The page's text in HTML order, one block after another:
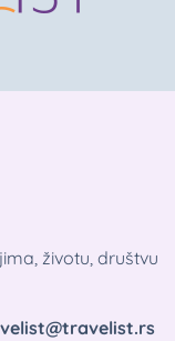
životu, društvu